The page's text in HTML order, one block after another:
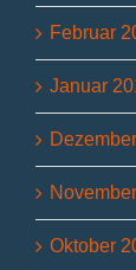
Februar
Januar
Oktober